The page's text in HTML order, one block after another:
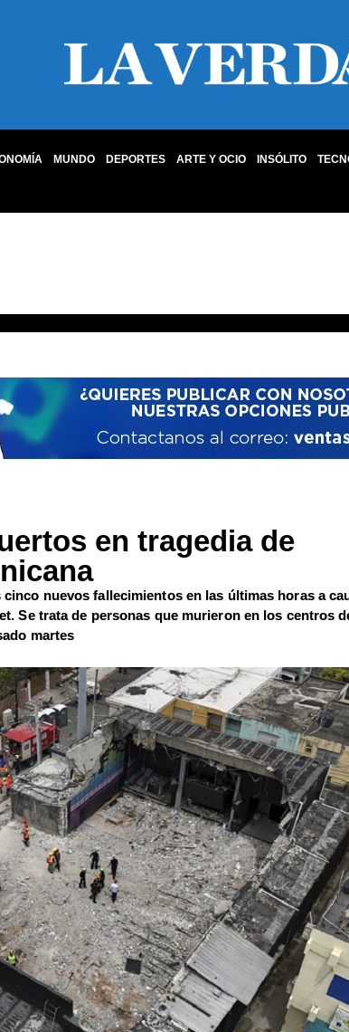
MUNDO DEPORTES ARTE Y OCIO INSÓLITO
en tragedia de
nuevos fallecimientos en las últimas horas a
Se trata de personas que murieron en los centros
martes